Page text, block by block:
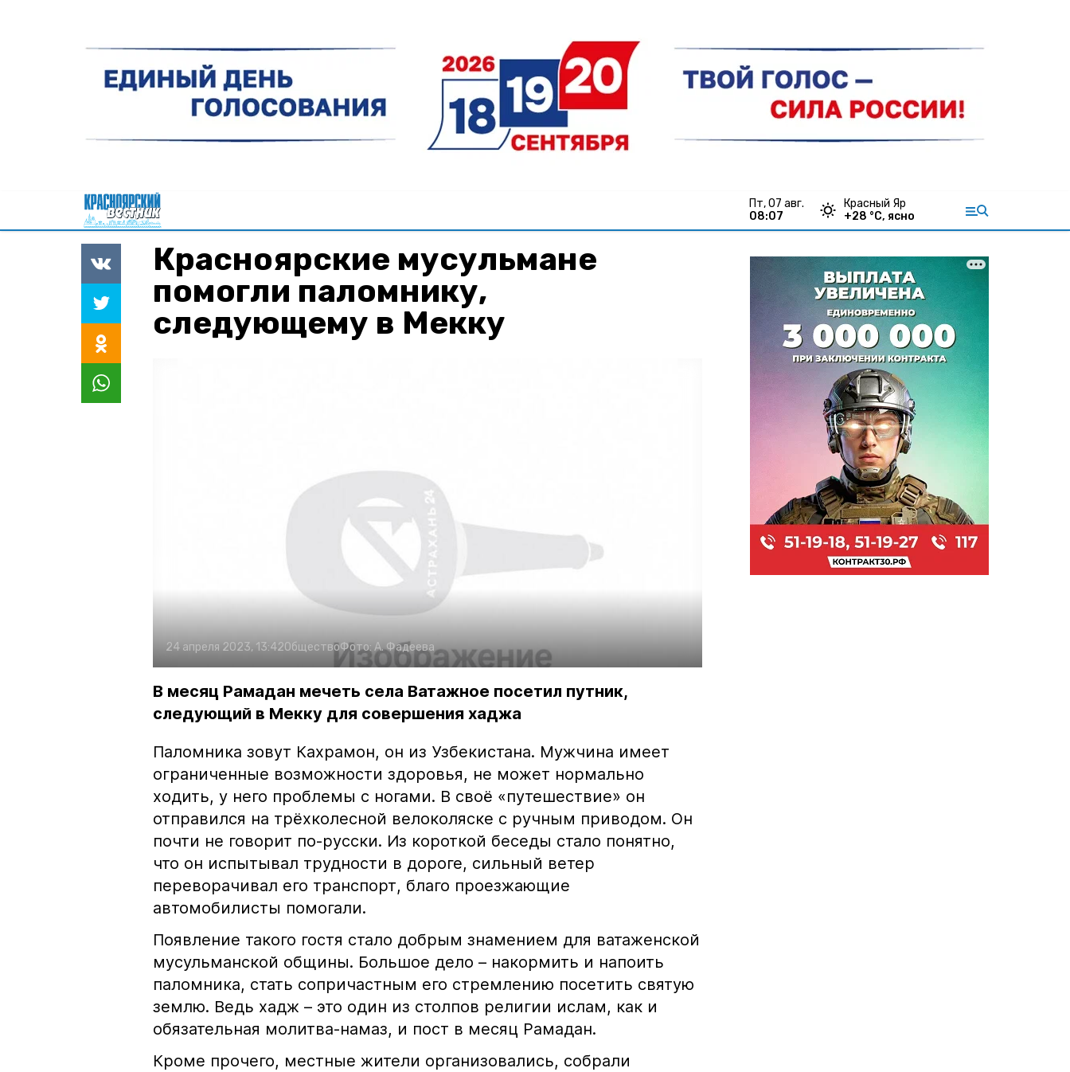
пт, 07 авг.
08:07
Красный Яр
+28 °С, ясно
Красноярские мусульмане
помогли паломнику,
следующему в Мекку
24 апреля 2023, 13:42ОбществоФото: А. Фадеева
В месяц Рамадан мечеть села Ватажное посетил путник,
следующий в Мекку для совершения хаджа
Паломника зовут Кахрамон, он из Узбекистана. Мужчина имеет
ограниченные возможности здоровья, не может нормально
ходить, у него проблемы с ногами. В своё «путешествие» он
отправился на трёхколесной велоколяске с ручным приводом. Он
почти не говорит по-русски. Из короткой беседы стало понятно,
что он испытывал трудности в дороге, сильный ветер
переворачивал его транспорт, благо проезжающие
автомобилисты помогали.
Появление такого гостя стало добрым знамением для ватаженской
мусульманской общины. Большое дело – накормить и напоить
паломника, стать сопричастным его стремлению посетить святую
землю. Ведь хадж – это один из столпов религии ислам, как и
обязательная молитва-намаз, и пост в месяц Рамадан.
Кроме прочего, местные жители организовались, собрали